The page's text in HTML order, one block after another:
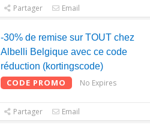
Partager Email
-30% de remise sur TOUT chez
Albelli Belgique avec ce code
réduction (kortingscode)
CODE PROMO No Expires
Partager Email